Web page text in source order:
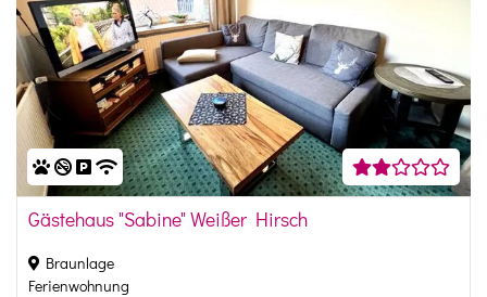
Gästehaus "Sabine" Weißer Hirsch
Braunlage
Ferienwohnung